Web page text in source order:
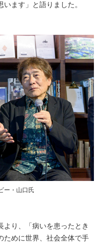
ます」と語りました。
ー・山口氏
より、「病いを患ったとき
ために世界、社会全体で手